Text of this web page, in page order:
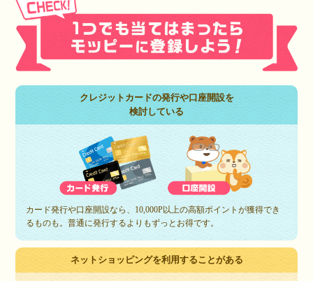
クレジットカードの発行や口座開設を
検討している
カード発行や口座開設なら、10,000P以上の高額ポイントが獲得でき
るものも。普通に発行するよりもずっとお得です。
ネットショッピングを利用することがある